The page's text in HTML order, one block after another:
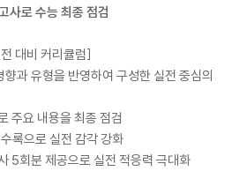
사로 수능 최종 점검
대비 커리큘럼]
과 유형을 반영하여 구성한 실전 중심의
요 내용을 최종 점검
으로 실전 감각 강화
회분 제공으로 실전 적응력 극대화